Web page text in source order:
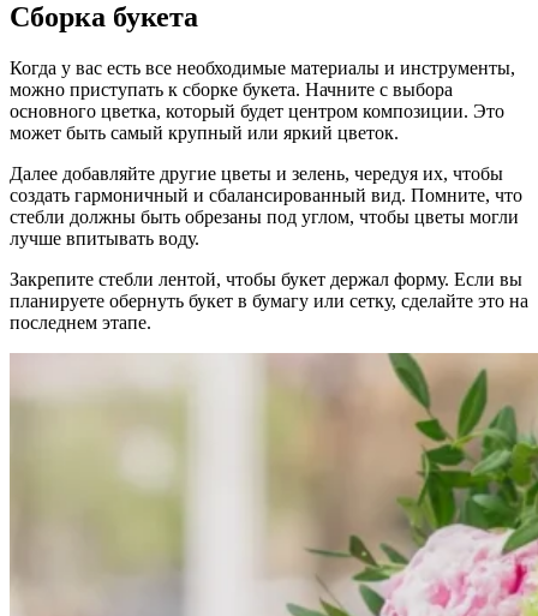
Сборка букета
Когда у вас есть все необходимые материалы и инструменты,
можно приступать к сборке букета. Начните с выбора
основного цветка, который будет центром композиции. Это
может быть самый крупный или яркий цветок.
Далее добавляйте другие цветы и зелень, чередуя их, чтобы
создать гармоничный и сбалансированный вид. Помните, что
стебли должны быть обрезаны под углом, чтобы цветы могли
лучше впитывать воду.
Закрепите стебли лентой, чтобы букет держал форму. Если вы
планируете обернуть букет в бумагу или сетку, сделайте это на
последнем этапе.